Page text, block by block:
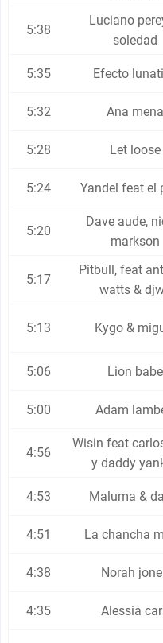
5:38
Luciano
soledad
5:35 Efecto
5:32 Ana mena
5:28 Let loose
5:24 Yandel feat el
5:20
Dave aude,
markson
5:17
Pitbull, feat
watts &
5:13 Kygo &
5:06 Lion babe
5:00 Adam
4:56
Wisin feat
y daddy
4:53 Maluma &
4:51 La chancha
4:38 Norah
4:35 Alessia